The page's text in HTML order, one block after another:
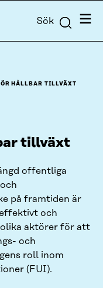
Sök Meny
HÅLLBAR TILLVÄXT
tillväxt
offentliga
på framtiden är
och
aktörer för att
och
roll inom
(FUI).